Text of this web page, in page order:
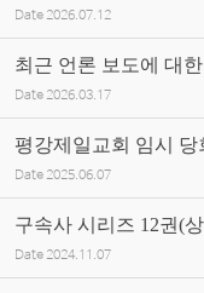
Date 2026.07.12
최근 언론 보도에 대
Date 2026.03.17
평강제일교회 임시 당
Date 2025.06.07
구속사 시리즈 12권(
Date 2024.11.07